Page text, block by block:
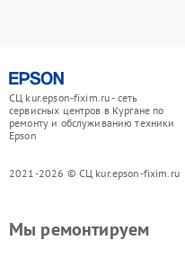
СЦ kur.epson-fixim.ru - сеть
сервисных центров в Кургане по
ремонту и обслуживанию техники
Epson
2021-2026 © СЦ kur.epson-fixim.ru
Мы ремонтируем